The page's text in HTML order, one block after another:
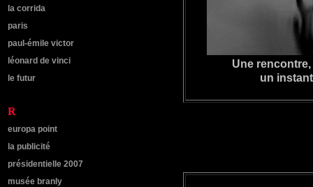
la corrida
paris
paul-émile victor
léonard de vinci
le futur
R
europa point
la publicité
présidentielle 2007
musée branly
Une
un